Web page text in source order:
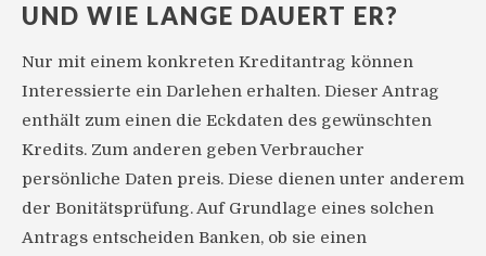
UND WIE LANGE DAUERT ER?
Nur mit einem konkreten Kreditantrag können
Interessierte ein Darlehen erhalten. Dieser Antrag
enthält zum einen die Eckdaten des gewünschten
Kredits. Zum anderen geben Verbraucher
persönliche Daten preis. Diese dienen unter anderem
der Bonitätsprüfung. Auf Grundlage eines solchen
Antrags entscheiden Banken, ob sie einen